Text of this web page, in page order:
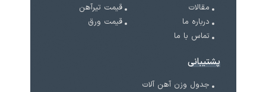
مقالات
درباره ما
تماس با ما
قیمت تیرآهن
قیمت ورق
پشتیبانی
جدول وزن آهن آلات